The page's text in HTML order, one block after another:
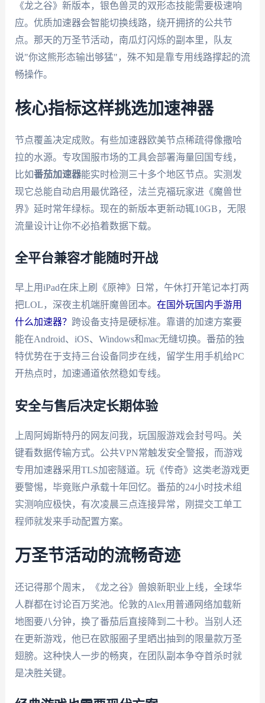
《龙之谷》新版本，银色兽灵的双形态技能需要极速响
应。优质加速器会智能切换线路，绕开拥挤的公共节
点。那天的万圣节活动，南瓜灯闪烁的副本里，队友
说"你这熊形态输出够猛"，殊不知是靠专用线路撑起的流
畅操作。
核心指标这样挑选加速神器
节点覆盖决定成败。有些加速器欧美节点稀疏得像撒哈
拉的水源。专攻国服市场的工具会部署海量回国专线，
比如番茄加速器能实时检测三十多个地区节点。实测发
现它总能自动启用最优路径，法兰克福玩家进《魔兽世
界》延时常年绿标。现在的新版本更新动辄10GB，无限
流量设计让你不必掐着数据下载。
全平台兼容才能随时开战
早上用iPad在床上刷《原神》日常，午休打开笔记本打两
把LOL，深夜主机端肝魔兽团本。 在国外玩国内手游用
什么加速器？ 跨设备支持是硬标准。靠谱的加速方案要
能在Android、iOS、Windows和mac无缝切换。番茄的独
特优势在于支持三台设备同步在线，留学生用手机给PC
开热点时，加速通道依然稳如专线。
安全与售后决定长期体验
上周阿姆斯特丹的网友问我，玩国服游戏会封号吗。关
键看数据传输方式。公共VPN常触发安全警报，而游戏
专用加速器采用TLS加密隧道。玩《传奇》这类老游戏更
要警惕，毕竟账户承载十年回忆。番茄的24小时技术组
实测响应极快，有次凌晨三点连接异常，刚提交工单工
程师就发来手动配置方案。
万圣节活动的流畅奇迹
还记得那个周末，《龙之谷》兽娘新职业上线，全球华
人群都在讨论百万奖池。伦敦的Alex用普通网络加载新
地图要八分钟，换了番茄后直接降到二十秒。当别人还
在更新游戏，他已在欧服圈子里晒出抽到的限量款万圣
翅膀。这种快人一步的畅爽，在团队副本争夺首杀时就
是决胜关键。